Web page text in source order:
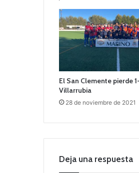
El San Clemente pierde
Villarrubia
28 de noviembre de 2021
Deja una respuesta